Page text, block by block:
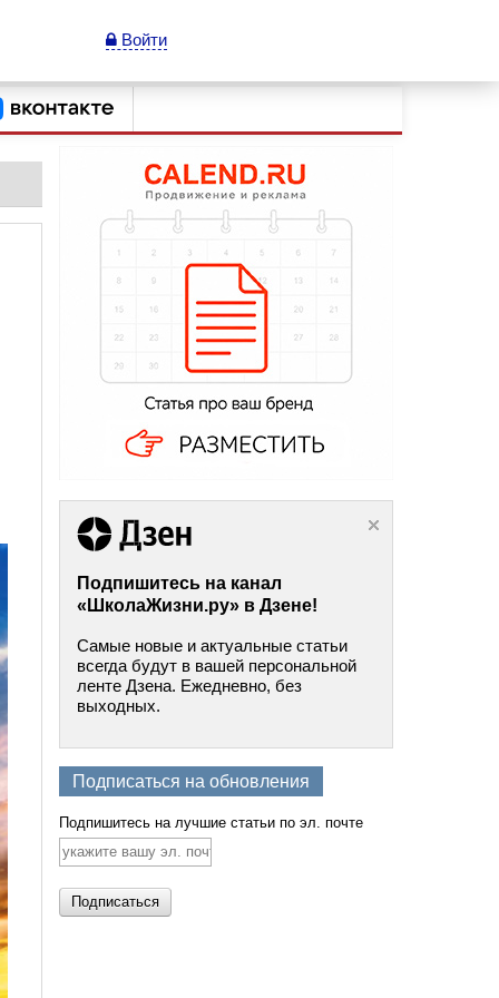
Войти
Подпишитесь на канал
«ШколаЖизни.ру» в Дзене!
Самые новые и актуальные статьи
всегда будут в вашей персональной
ленте Дзена. Ежедневно, без
выходных.
Подписаться на обновления
Подпишитесь на лучшие статьи по эл. почте